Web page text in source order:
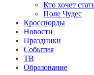
Кто хочет
Поле Чудес
Кроссворды
Новости
Праздники
События
ТВ
Образование